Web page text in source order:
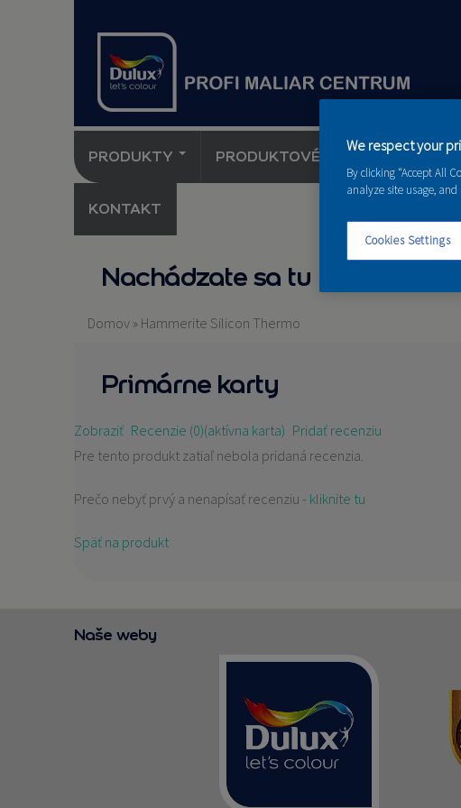
PRODUKTY PRODUKTOVÉ NOVINKY 2026
KONTAKT
Nachádzate sa tu
Domov » Hammerite Silicon Thermo
Primárne karty
Zobraziť Recenzie (0)(aktívna karta) Pridať recenziu
Pre tento produkt zatiaľ nebola pridaná recenzia.
Prečo nebyť prvý a nenapísať recenziu - kliknite tu
Späť na produkt
Naše weby
We respect your
By clicking “Accept All
analyze site usage,
Cookies Settings